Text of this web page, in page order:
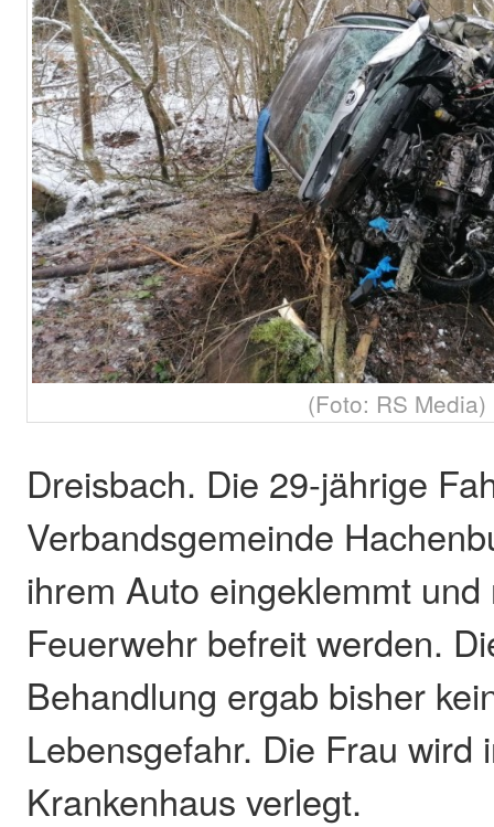
(Foto: RS Media)
Dreisbach. Die 29-jährige
Verbandsgemeinde
ihrem Auto eingeklemmt
Feuerwehr befreit werden.
Behandlung ergab bisher
Lebensgefahr. Die Frau wird
Krankenhaus verlegt.